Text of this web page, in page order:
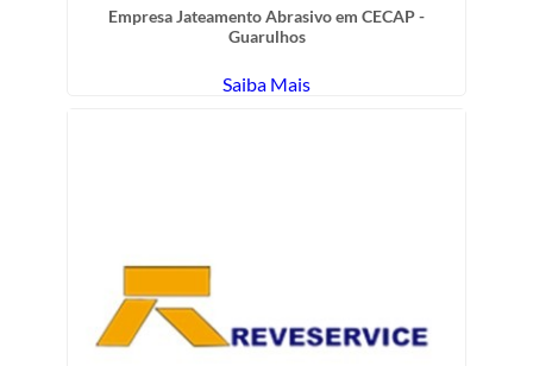
Empresa Jateamento Abrasivo em CECAP -
Guarulhos
Saiba Mais